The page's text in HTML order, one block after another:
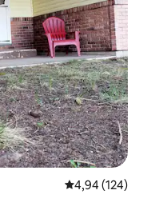
4,94 (124)